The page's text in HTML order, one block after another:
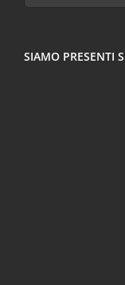
per:
SIAMO PRESENTI